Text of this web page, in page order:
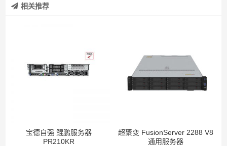
相关推荐
宝德自强 鲲鹏服务器
PR210KR
超聚变 FusionServer 2288 V8
通用服务器